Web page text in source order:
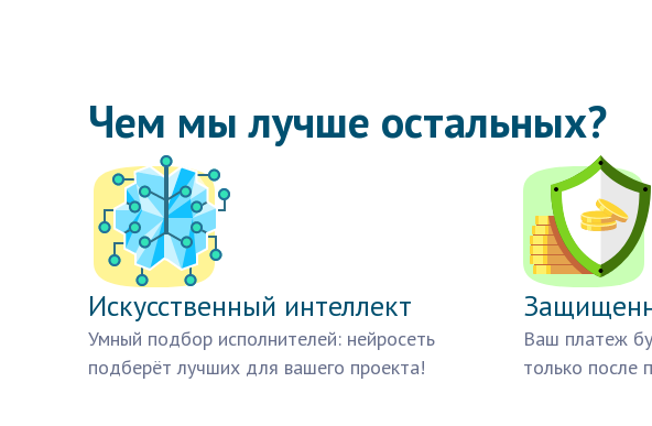
Чем мы лучше остальных?
Искусственный интеллект
Умный подбор исполнителей: нейросеть
подберёт лучших для вашего проекта!
Ваш платеж
только после